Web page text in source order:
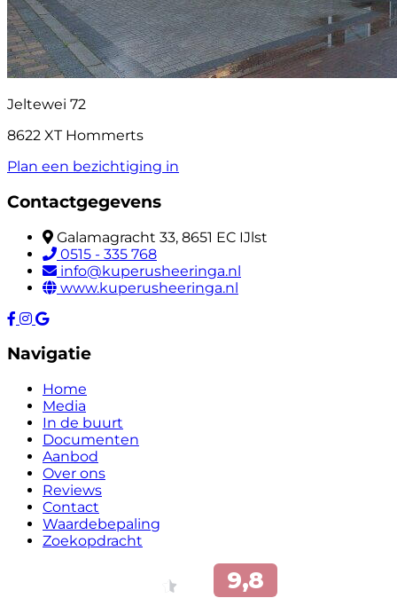
Jeltewei 72
8622 XT Hommerts
Plan een bezichtiging in
Contactgegevens
Galamagracht 33, 8651 EC IJlst
0515 - 335 768
info@kuperusheeringa.nl
www.kuperusheeringa.nl
Navigatie
Home
Media
In de buurt
Documenten
Aanbod
Over ons
Reviews
Contact
Waardebepaling
Zoekopdracht